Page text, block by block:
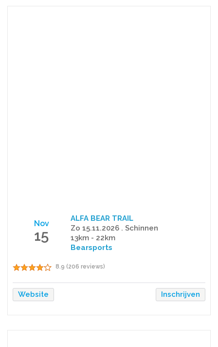
Nov
15
ALFA BEAR TRAIL
Zo 15.11.2026 . Schinnen
13km - 22km
Bearsports
8.9 (206 reviews)
Website Inschrijven